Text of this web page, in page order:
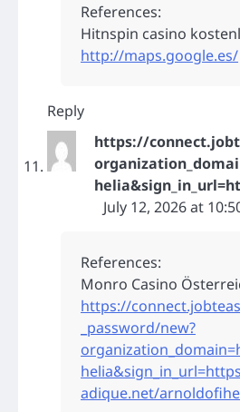
References:
Hitnspin casino
http://maps.google.es/
Reply
https://
July 12, 2026 at
References:
Monro Casino
https://
_password/new?
adique.net/